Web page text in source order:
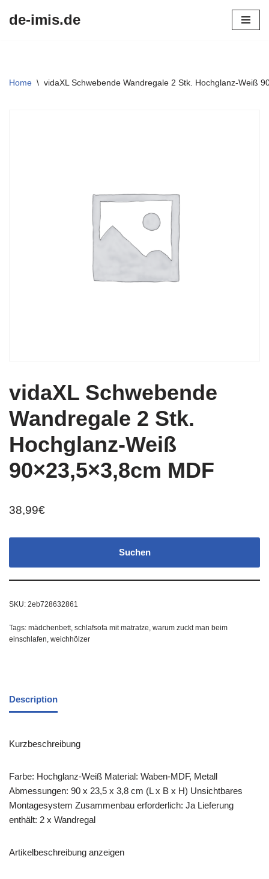
de-imis.de
Home \ vidaXL Schwebende Wandregale 2 Stk. Hochglanz-Weiß
vidaXL Schwebende
Wandregale 2 Stk.
Hochglanz-Weiß
90×23,5×3,8cm MDF
38,99€
Suchen
SKU: 2eb728632861
Tags: mädchenbett, schlafsofa mit matratze, warum zuckt man beim
einschlafen, weichhölzer
Description
Kurzbeschreibung
Farbe: Hochglanz-Weiß Material: Waben-MDF, Metall
Abmessungen: 90 x 23,5 x 3,8 cm (L x B x H) Unsichtbares
Montagesystem Zusammenbau erforderlich: Ja Lieferung
enthält: 2 x Wandregal
Artikelbeschreibung anzeigen